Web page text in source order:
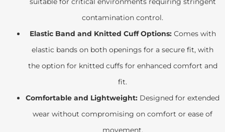
contamination control.
Elastic Band and Knitted Cuff Options:Comes with
elastic bands on both openings for a secure fit, with
the option for knitted cuffs for enhanced comfort and
fit.
Comfortable and Lightweight: Designed for extended
wear without compromising on comfort or ease of
movement.